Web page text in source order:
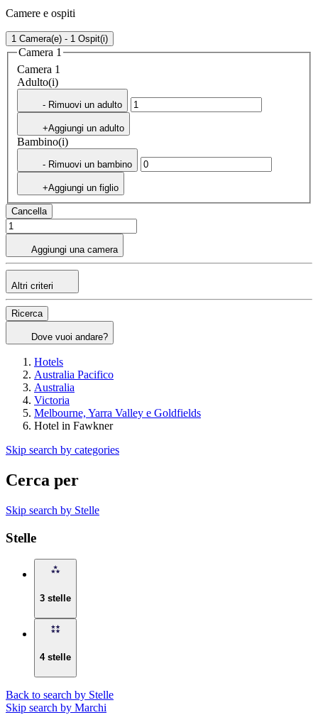
Camere e ospiti
1 Camera(e) - 1 Ospit(i)
Camera 1
Camera 1
Adulto(i)
- Rimuovi un adulto
+Aggiungi un adulto
Bambino(i)
- Rimuovi un bambino
+Aggiungi un figlio
Cancella
Aggiungi una camera
Altri criteri
Ricerca
Dove vuoi andare?
Hotels
Australia Pacifico
Australia
Victoria
Melbourne, Yarra Valley e Goldfields
Hotel in Fawkner
Skip search by categories
Cerca per
Skip search by Stelle
Stelle
3 stelle
4 stelle
Back to search by Stelle
Skip search by Marchi